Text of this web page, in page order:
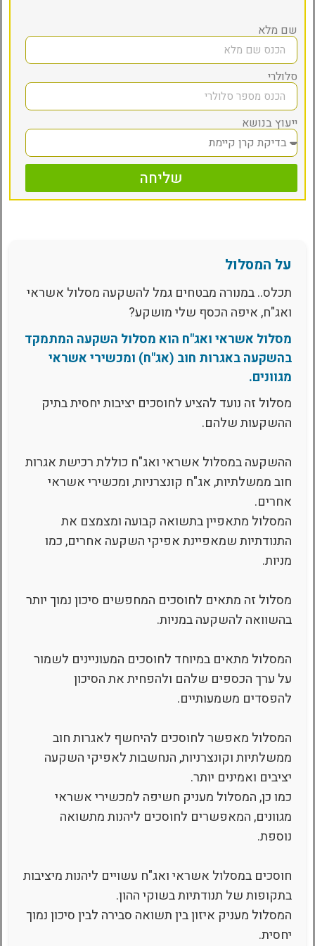
שם מלא
סלולרי
ייעוץ בנושא
שליחה
על המסלול
תכלס.. במנורה מבטחים גמל להשקעה מסלול אשראי
ואג"ח, איפה הכסף שלי מושקע?
מסלול אשראי ואג"ח הוא מסלול השקעה המתמקד
בהשקעה באגרות חוב (אג"ח) ומכשירי אשראי
מגוונים.
מסלול זה נועד להציע לחוסכים יציבות יחסית בתיק
ההשקעות שלהם.
ההשקעה במסלול אשראי ואג"ח כוללת רכישת אגרות
חוב ממשלתיות, אג"ח קונצרניות, ומכשירי אשראי
אחרים.
המסלול מתאפיין בתשואה קבועה ומצמצם את
התנודתיות שמאפיינת אפיקי השקעה אחרים, כמו
מניות.
מסלול זה מתאים לחוסכים המחפשים סיכון נמוך יותר
בהשוואה להשקעה במניות.
המסלול מתאים במיוחד לחוסכים המעוניינים לשמור
על ערך הכספים שלהם ולהפחית את הסיכון
להפסדים משמעותיים.
המסלול מאפשר לחוסכים להיחשף לאגרות חוב
ממשלתיות וקונצרניות, הנחשבות לאפיקי השקעה
יציבים ואמינים יותר.
כמו כן, המסלול מעניק חשיפה למכשירי אשראי
מגוונים, המאפשרים לחוסכים ליהנות מתשואה
נוספת.
חוסכים במסלול אשראי ואג"ח עשויים ליהנות מיציבות
בתקופות של תנודתיות בשוקי ההון.
המסלול מעניק איזון בין תשואה סבירה לבין סיכון נמוך
יחסית.